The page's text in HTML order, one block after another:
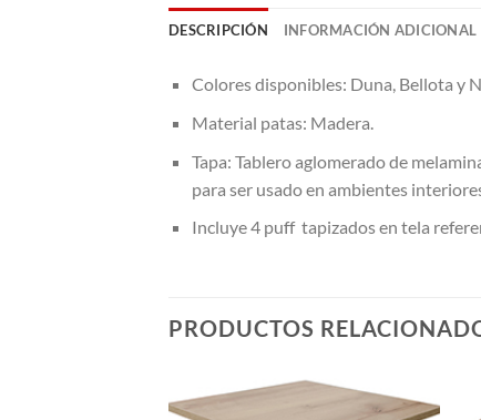
DESCRIPCIÓN INFORMACIÓN ADICIONAL
Colores disponibles: Duna, Bellota y
Material patas: Madera.
Tapa: Tablero aglomerado de
para ser usado en ambientes
Incluye 4 puff tapizados en tela
PRODUCTOS